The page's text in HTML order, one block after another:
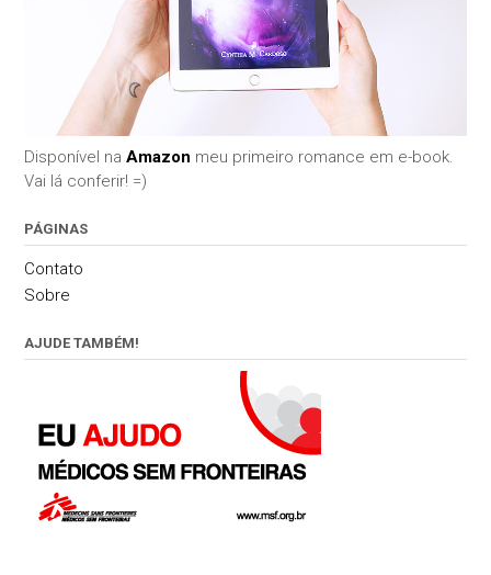
Disponível na Amazon meu primeiro romance em e-book.
Vai lá conferir! =)
PÁGINAS
Contato
Sobre
AJUDE TAMBÉM!